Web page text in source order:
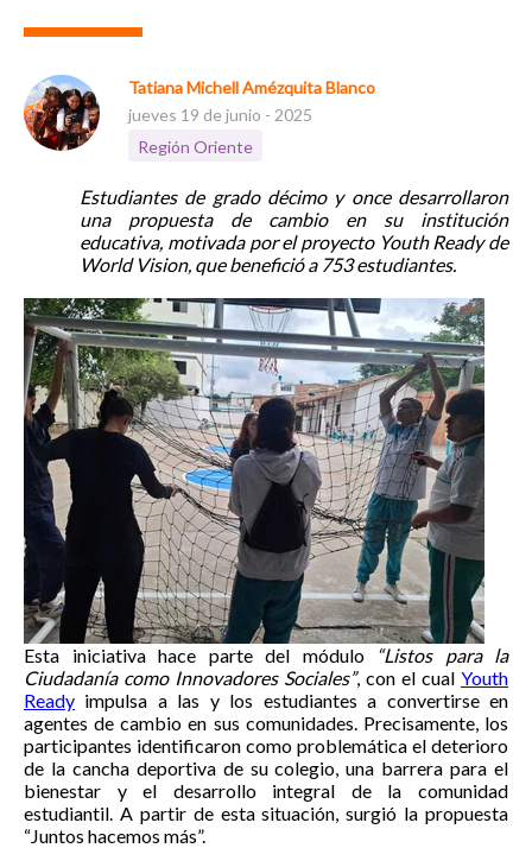
Tatiana Michell Amézquita Blanco
jueves 19 de junio - 2025
Región Oriente
Estudiantes de grado décimo y once desarrollaron
una propuesta de cambio en su institución
educativa, motivada por el proyecto Youth Ready de
World Vision, que benefició a 753 estudiantes.
Esta iniciativa hace parte del módulo
“Listos para la
Ciudadanía como Innovadores Sociales”, con el cual Youth
Ready impulsa a las y los estudiantes a convertirse en
agentes de cambio en sus comunidades. Precisamente, los
participantes identificaron como problemática el deterioro
de la cancha deportiva de su colegio, una barrera para el
bienestar y el desarrollo integral de la comunidad
estudiantil. A partir de esta situación, surgió la propuesta
“Juntos hacemos más”.